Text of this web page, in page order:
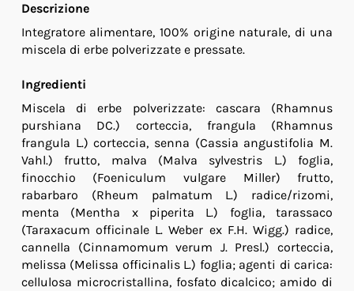
Descrizione
Integratore alimentare, 100% origine naturale, di una
miscela di erbe polverizzate e pressate.
Ingredienti
Miscela di erbe polverizzate: cascara (Rhamnus
purshiana DC.) corteccia, frangula (Rhamnus
frangula L.) corteccia, senna (Cassia angustifolia M.
Vahl.) frutto, malva (Malva sylvestris L.) foglia,
finocchio (Foeniculum vulgare Miller) frutto,
rabarbaro (Rheum palmatum L.) radice/rizomi,
menta (Mentha x piperita L.) foglia, tarassaco
(Taraxacum officinale L. Weber ex F.H. Wigg.) radice,
cannella (Cinnamomum verum J. Presl.) corteccia,
melissa (Melissa officinalis L.) foglia; agenti di carica:
cellulosa microcristallina, fosfato dicalcico; amido di